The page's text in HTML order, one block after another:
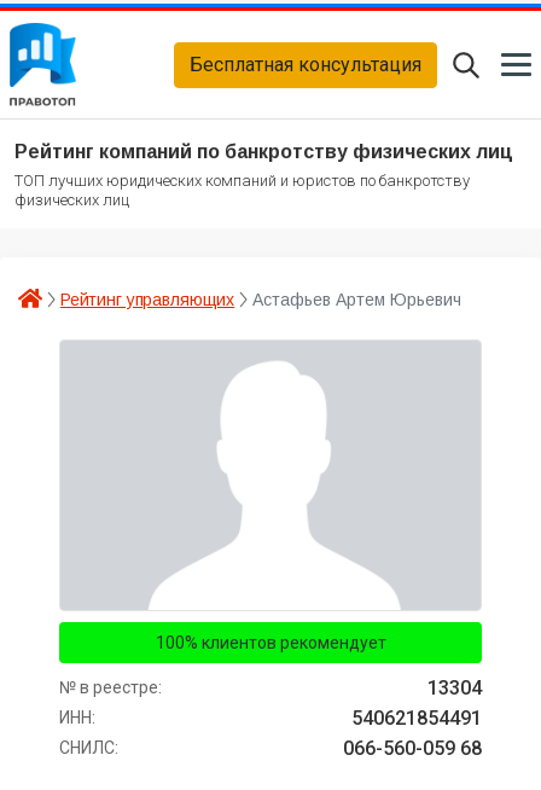
Бесплатная консультация
Рейтинг компаний по банкротству физических лиц
ТОП лучших юридических компаний и юристов по банкротству
физических лиц
Рейтинг управляющих Астафьев Артем Юрьевич
100% клиентов рекомендует
№ в реестре: 13304
ИНН: 540621854491
СНИЛС: 066-560-059 68